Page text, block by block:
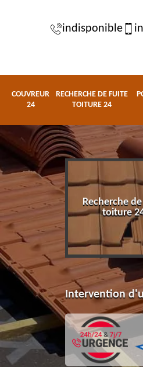
indisponible
COUVREUR
24
RECHERCHE DE FUITE
TOITURE 24
de fuite
24
Pose et
velux 24
Intervention